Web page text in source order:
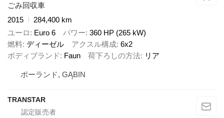
ごみ回収車
2015
284,400 km
ユーロ
Euro 6 パワー 360 HP (265 kW)
燃料 ディーゼル アクスル構成 6x2
ボディブランド
Faun 荷下ろしの方法 リア
ポーランド, GĄBIN
TRANSTAR